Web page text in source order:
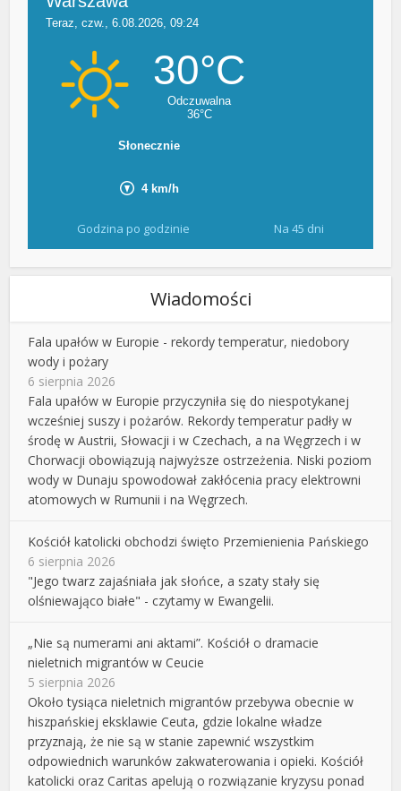
Godzina po godzinie Na 45 dni
Wiadomości
Fala upałów w Europie - rekordy temperatur, niedobory
wody i pożary
6 sierpnia 2026
Fala upałów w Europie przyczyniła się do niespotykanej
wcześniej suszy i pożarów. Rekordy temperatur padły w
środę w Austrii, Słowacji i w Czechach, a na Węgrzech i w
Chorwacji obowiązują najwyższe ostrzeżenia. Niski poziom
wody w Dunaju spowodował zakłócenia pracy elektrowni
atomowych w Rumunii i na Węgrzech.
Kościół katolicki obchodzi święto Przemienienia Pańskiego
6 sierpnia 2026
"Jego twarz zajaśniała jak słońce, a szaty stały się
olśniewająco białe" - czytamy w Ewangelii.
„Nie są numerami ani aktami”. Kościół o dramacie
nieletnich migrantów w Ceucie
5 sierpnia 2026
Około tysiąca nieletnich migrantów przebywa obecnie w
hiszpańskiej eksklawie Ceuta, gdzie lokalne władze
przyznają, że nie są w stanie zapewnić wszystkim
odpowiednich warunków zakwaterowania i opieki. Kościół
katolicki oraz Caritas apelują o rozwiązanie kryzysu ponad